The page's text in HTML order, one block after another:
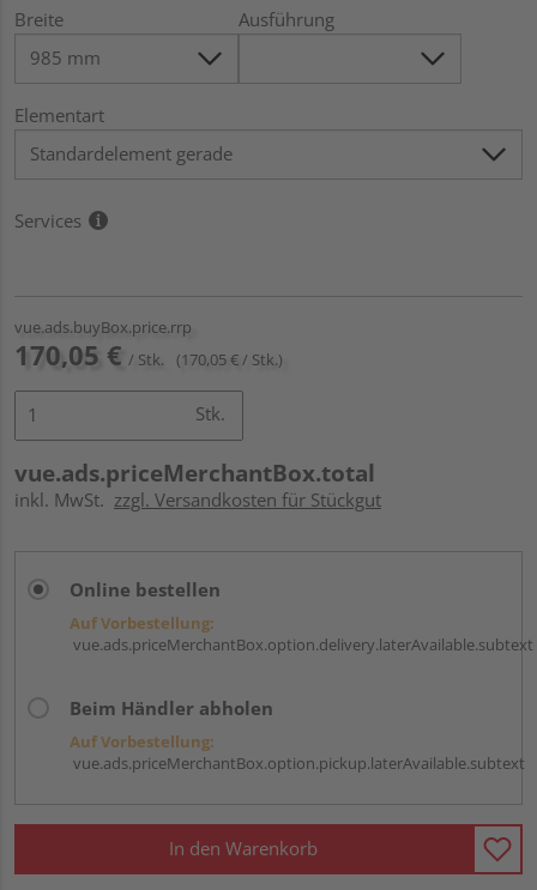
Breite Ausführung
Elementart
Services
vue.ads.buyBox.price.rrp
170,05 € / Stk. (170,05 € / Stk.)
Stk.
vue.ads.priceMerchantBox.total
inkl. MwSt. zzgl. Versandkosten für Stückgut
Online bestellen
Auf Vorbestellung:
vue.ads.priceMerchantBox.option.delivery.laterAvailable.subtext
Beim Händler abholen
Auf Vorbestellung:
vue.ads.priceMerchantBox.option.pickup.laterAvailable.subtext
In den Warenkorb